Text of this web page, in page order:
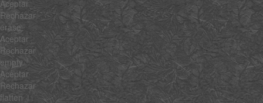
Aceptar
Rechazar
erase
Aceptar
Rechazar
empty
Aceptar
Rechazar
flatten